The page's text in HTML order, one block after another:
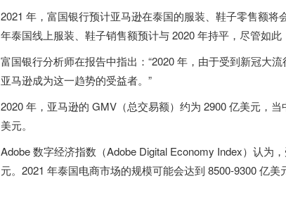
2021 年，富国银行预计亚马逊在泰国的服装、鞋子零售额
年泰国线上服装、鞋子销售额预计与 2020 年持平，尽管如此
富国银行分析师在报告中指出：“2020 年，由于受到新冠大
亚马逊成为这一趋势的受益者。”
2020 年，亚马逊的 GMV（总交易额）约为 2900 亿美元，
美元。
Adobe 数字经济指数（Adobe Digital Economy Index）认为
元。2021 年泰国电商市场的规模可能会达到 8500-9300 亿美